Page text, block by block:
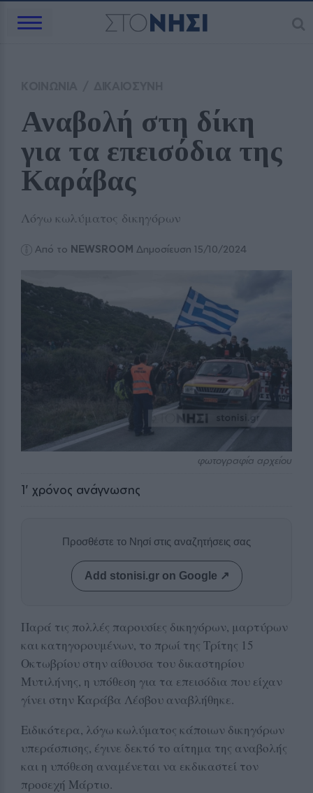
Αναβολή στη δίκη
για τα επεισόδια της
Καράβας
Λόγω κωλύματος δικηγόρων
Από το NEWSROOM Δημοσίευση 15/10/2024
φωτογραφία αρχείου
1' χρόνος ανάγνωσης
Προσθέστε το Νησί στις αναζητήσεις σας
Add stonisi.gr on Google ↗
Παρά τις πολλές παρουσίες δικηγόρων, μαρτύρων
και κατηγορουμένων, το πρωί της Τρίτης 15
Οκτωβρίου στην αίθουσα του δικαστηρίου
Μυτιλήνης, η υπόθεση για τα επεισόδια που είχαν
γίνει στην Καράβα Λέσβου αναβλήθηκε.
Ειδικότερα, λόγω κωλύματος κάποιων δικηγόρων
υπεράσπισης, έγινε δεκτό το αίτημα της αναβολής
και η υπόθεση αναμένεται να εκδικαστεί τον
προσεχή Μάρτιο.